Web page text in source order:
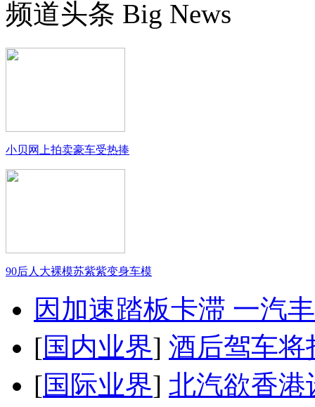
频道头条 Big News
小贝网上拍卖豪车受热捧
90后人大裸模苏紫紫变身车模
因加速踏板卡滞 一汽
[国内业界] 酒后驾车将
[国际业界] 北汽欲香港